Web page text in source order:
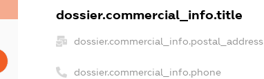
dossier.commercial_info.title
dossier.commercial_info.postal_address
dossier.commercial_info.phone